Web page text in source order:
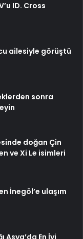
ID. Cross
ailesiyle görüştü
sonra
doğan Çin
ve Xi Le isimleri
İnegöl’e ulaşım